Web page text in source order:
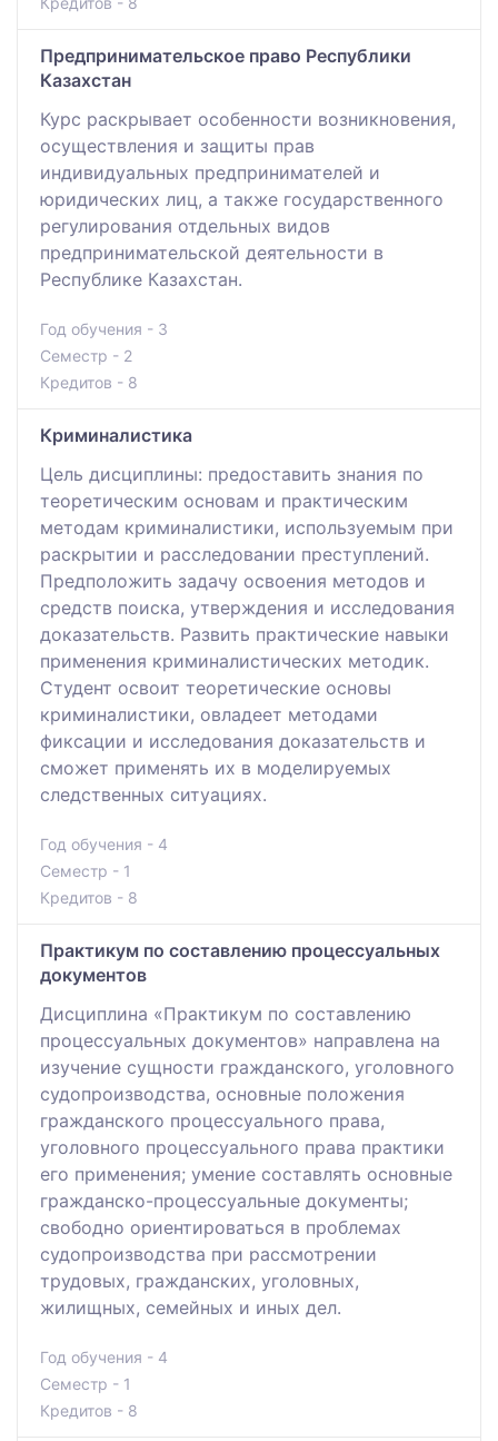
Предпринимательское право Республики
Казахстан
Курс раскрывает особенности возникновения,
осуществления и защиты прав
индивидуальных предпринимателей и
юридических лиц, а также государственного
регулирования отдельных видов
предпринимательской деятельности в
Республике Казахстан.
Год обучения - 3
Семестр - 2
Кредитов - 8
Криминалистика
Цель дисциплины: предоставить знания по
теоретическим основам и практическим
методам криминалистики, используемым при
раскрытии и расследовании преступлений.
Предположить задачу освоения методов и
средств поиска, утверждения и исследования
доказательств. Развить практические навыки
применения криминалистических методик.
Студент освоит теоретические основы
криминалистики, овладеет методами
фиксации и исследования доказательств и
сможет применять их в моделируемых
следственных ситуациях.
Год обучения - 4
Семестр - 1
Кредитов - 8
Практикум по составлению процессуальных
документов
Дисциплина «Практикум по составлению
процессуальных документов» направлена на
изучение сущности гражданского, уголовного
судопроизводства, основные положения
гражданского процессуального права,
уголовного процессуального права практики
его применения; умение составлять основные
гражданско-процессуальные документы;
свободно ориентироваться в проблемах
судопроизводства при рассмотрении
трудовых, гражданских, уголовных,
жилищных, семейных и иных дел.
Год обучения - 4
Семестр - 1
Кредитов - 8